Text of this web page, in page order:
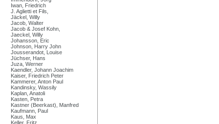
Iwan, Friedrich
J. Aglietti et Fils,
Jäckel, Willy
Jacob, Walter
Jacob & Josef Kohn,
Jaeckel, Willy
Johansson, Eric
Johnson, Harry John
Jousserandot, Louise
Jüchser, Hans
Juza, Werner
Kaendler, Johann Joachim
Kaiser, Friedrich Peter
Kammerer, Anton Paul
Kandinsky, Wassily
Kaplan, Anatoli
Kasten, Petra
Kastner (Beerkast), Manfred
Kaufmann, Paul
Kaus, Max
Keller, Fritz